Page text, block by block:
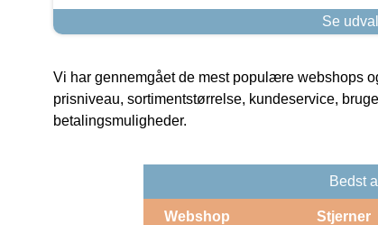
Se
Vi har gennemgået de mest populære webshops
prisniveau, sortimentstørrelse, kundeservice,
betalingsmuligheder.
Bedst
Webshop Stjerner